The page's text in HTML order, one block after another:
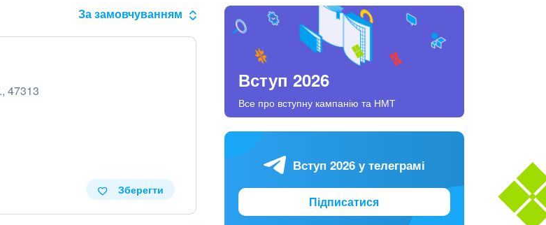
За замовчуванням
47313
Зберегти
Вступ 2026
Все про вступну кампанію та НМТ
Вступ 2026 у телеграмі
Підписатися